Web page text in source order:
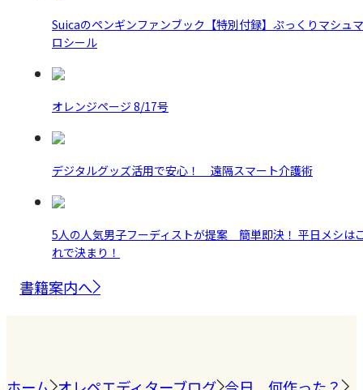
Suicaのペンギンファンブック【特別付録】ぷっくりマシュマ
ロシール
オレンジページ 8/17号
デジタルグッズ活用で安心！ 遠隔スマート介護術
5人の人気男子フーディストが提案 簡単即決！ 平日メシは
れで決まり！
書籍案内へ